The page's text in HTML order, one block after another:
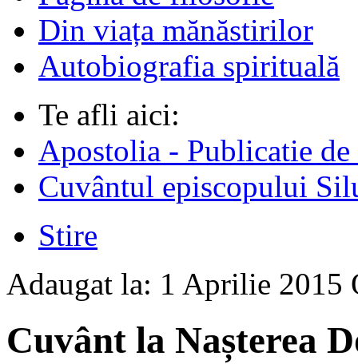
Din viața mănăstirilor
Autobiografia spirituală
Te afli aici:
Apostolia - Publicatie
Cuvântul episcopului
Stire
Adaugat la: 1 Aprilie 2015
Cuvânt la Nașterea